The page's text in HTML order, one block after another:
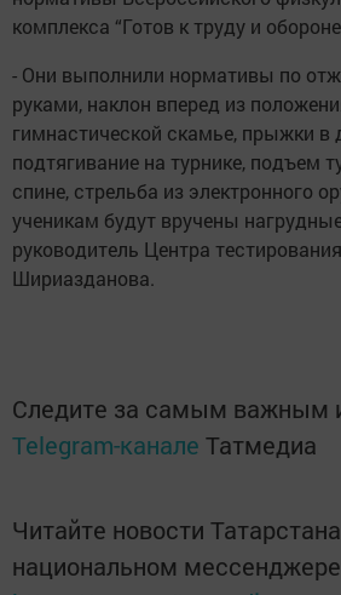
комплекса “Готов к труду и
- Они выполнили нормативы по
руками, наклон вперед из
гимнастической скамье, прыжки в
подтягивание на турнике, подъем
спине, стрельба из электронного
ученикам будут вручены
руководитель Центра
Шириазданова.
Следите за самым важным
Telegram-канале Татмедиа
Читайте новости
национальном